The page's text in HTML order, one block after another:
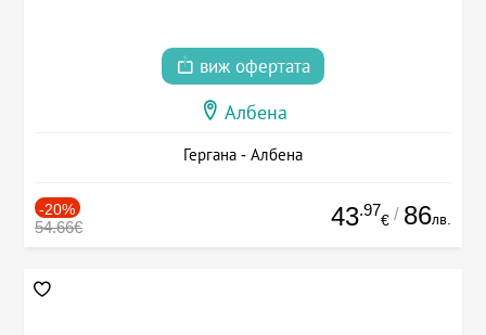
виж офертата
Албена
Гергана - Албена
-20%
54.66€ 43.97
€ / 86лв.